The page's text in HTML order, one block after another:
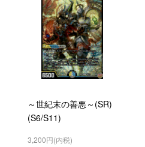
～世紀末の善悪～(SR)
(S6/S11)
3,200円(内税)